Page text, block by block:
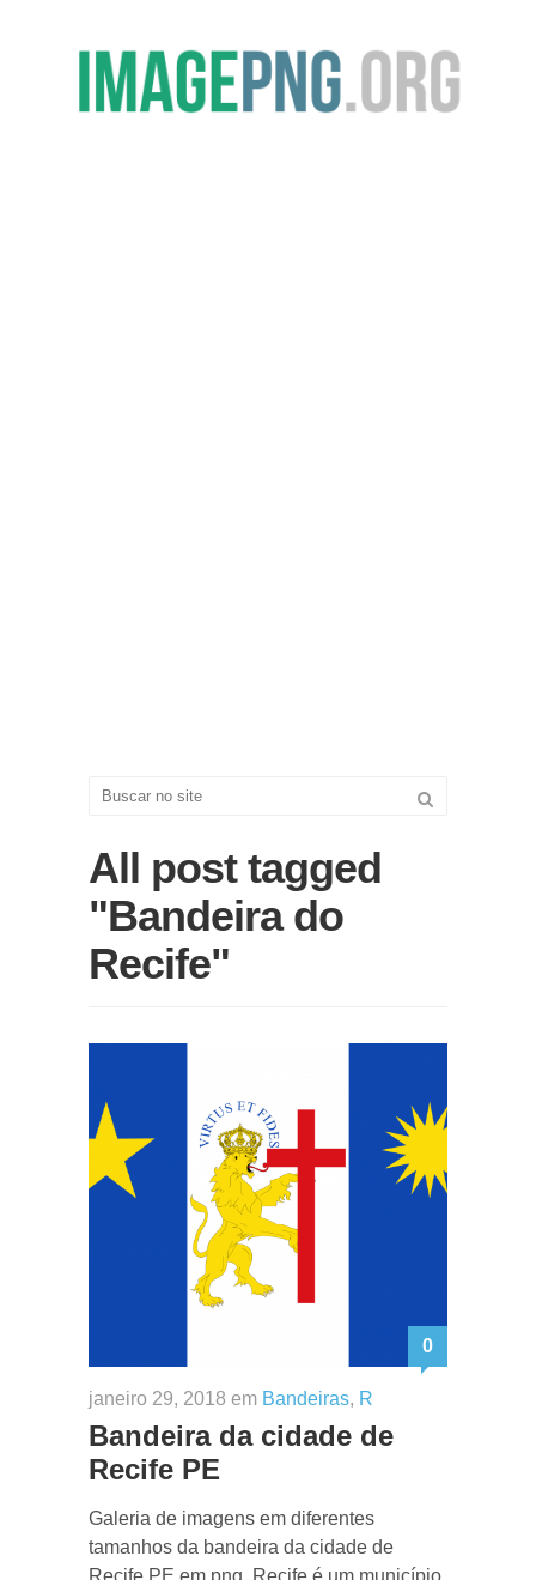
All post tagged
"Bandeira do
Recife"
0
janeiro 29, 2018 em Bandeiras, R
Bandeira da cidade de
Recife PE
Galeria de imagens em diferentes
tamanhos da bandeira da cidade de